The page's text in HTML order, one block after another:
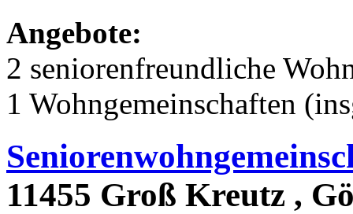
Angebote:
2 seniorenfreundliche
1 Wohngemeinschaften
11455 Groß Kreutz ,